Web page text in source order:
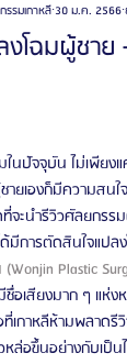
โฉมผู้ชาย
รรมเกาหลี 30 ม.ค. 2566
นปัจจุบัน ไม่เพีย
ยเองก็มีความสนใ
จะนำรีวิวศัลยกร
การตัดสินใจแปล
Plastic
อเสียงมาก ๆ แห่
กาหลีห้ามพลาดรี
ล่อขึ้นอย่างกับเป็น